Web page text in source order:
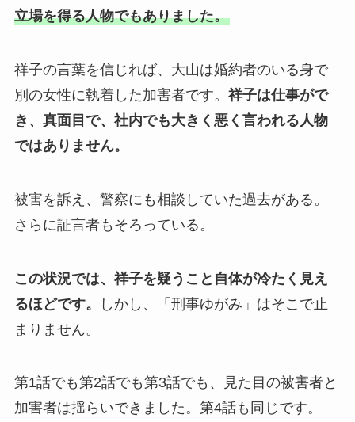
立場を得る人物でもありました。
祥子の言葉を信じれば、大山は婚約者のいる身で
別の女性に執着した加害者です。 祥子は仕事がで
き、真面目で、社内でも大きく悪く言われる人物
ではありません。
被害を訴え、警察にも相談していた過去がある。
さらに証言者もそろっている。
この状況では、祥子を疑うこと自体が冷たく見え
るほどです。
しかし、「刑事ゆがみ」はそこで止
まりません。
第1話でも第2話でも第3話でも、見た目の被害者と
加害者は揺らいできました。第4話も同じです。